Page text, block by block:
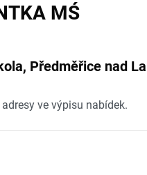
MŚ
Předměřice nad
ve výpisu nabídek.